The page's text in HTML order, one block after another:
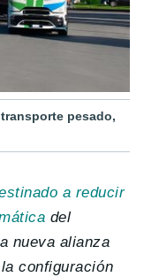
pesado,
a reducir
del
nueva alianza
configuración